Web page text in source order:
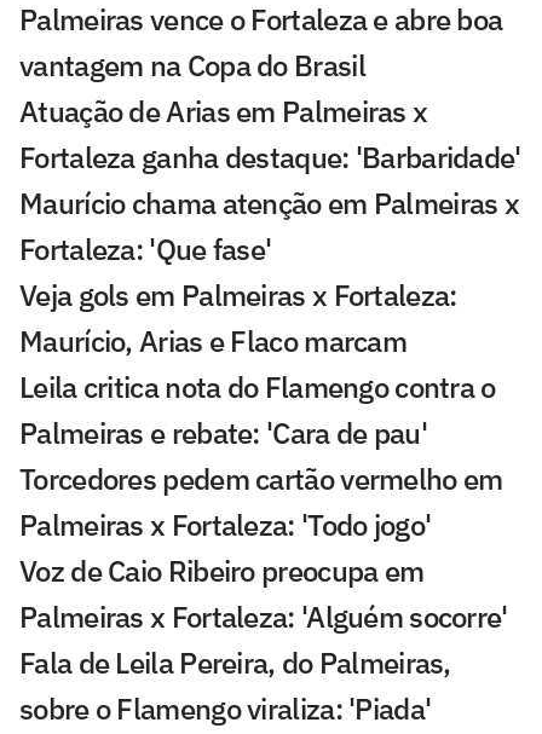
Palmeiras vence o Fortaleza e abre boa
vantagem na Copa do Brasil
Atuação de Arias em Palmeiras x
Fortaleza ganha destaque: 'Barbaridade'
Maurício chama atenção em Palmeiras x
Fortaleza: 'Que fase'
Veja gols em Palmeiras x Fortaleza:
Maurício, Arias e Flaco marcam
Leila critica nota do Flamengo contra o
Palmeiras e rebate: 'Cara de pau'
Torcedores pedem cartão vermelho em
Palmeiras x Fortaleza: 'Todo jogo'
Voz de Caio Ribeiro preocupa em
Palmeiras x Fortaleza: 'Alguém socorre'
Fala de Leila Pereira, do Palmeiras,
sobre o Flamengo viraliza: 'Piada'